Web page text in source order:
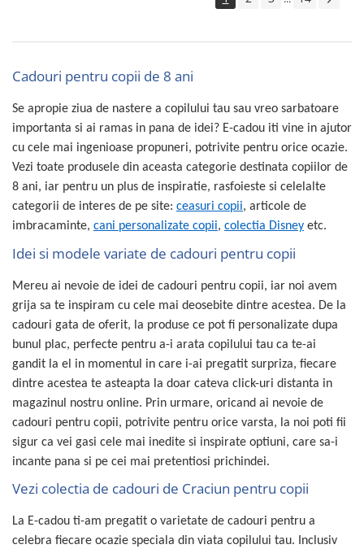
Cadouri pentru copii de 8 ani
Se apropie ziua de nastere a copilului tau sau vreo sarbatoare
importanta si ai ramas in pana de idei? E-cadou iti vine in ajutor
cu cele mai ingenioase propuneri, potrivite pentru orice ocazie.
Vezi toate produsele din aceasta categorie destinata copiilor de
8 ani, iar pentru un plus de inspiratie, rasfoieste si celelalte
categorii de interes de pe site: ceasuri copii, articole de
imbracaminte, cani personalizate copii, colectia Disney etc.
Idei si modele variate de cadouri pentru copii
Mereu ai nevoie de idei de cadouri pentru copii, iar noi avem
grija sa te inspiram cu cele mai deosebite dintre acestea. De la
cadouri gata de oferit, la produse ce pot fi personalizate dupa
bunul plac, perfecte pentru a-i arata copilului tau ca te-ai
gandit la el in momentul in care i-ai pregatit surpriza, fiecare
dintre acestea te asteapta la doar cateva click-uri distanta in
magazinul nostru online. Prin urmare, oricand ai nevoie de
cadouri pentru copii, potrivite pentru orice varsta, la noi poti fii
sigur ca vei gasi cele mai inedite si inspirate optiuni, care sa-i
incante pana si pe cei mai pretentiosi prichindei.
Vezi colectia de cadouri de Craciun pentru copii
La E-cadou ti-am pregatit o varietate de cadouri pentru a
celebra fiecare ocazie speciala din viata copilului tau. Inclusiv